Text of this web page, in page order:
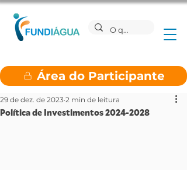
Área do Participante
Política de Investimentos 2024-2028
29 de dez. de 2023 2 min de leitura